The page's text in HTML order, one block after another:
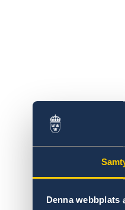
Denna webbplats